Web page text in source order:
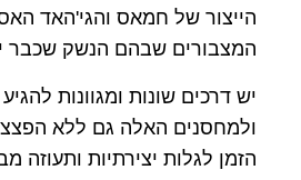
הייצור של חמאס והגי'האד
המצבורים שבהם הנשק שכבר
יש דרכים שונות ומגוונות
ולמחסנים האלה גם ללא
הזמן לגלות יצירתיות ותעוזה